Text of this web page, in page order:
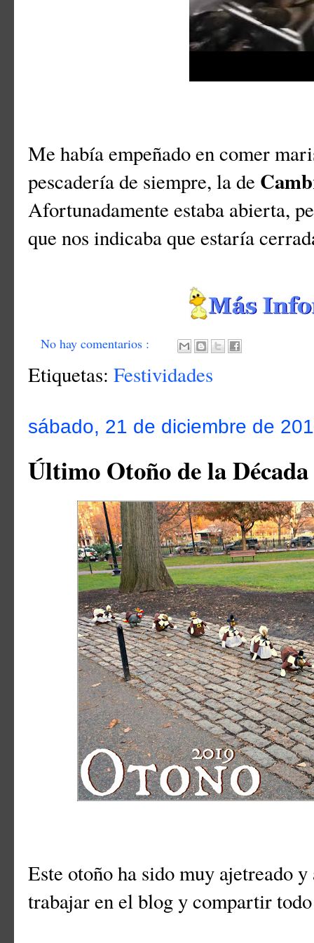
Me había empeñado en comer
pescadería de siempre, la de
Afortunadamente estaba abierta,
que nos indicaba que estaría
No hay comentarios :
Etiquetas: Festividades
sábado, 21 de diciembre de
Último Otoño de la
Este otoño ha sido muy ajetreado
trabajar en el blog y compartir